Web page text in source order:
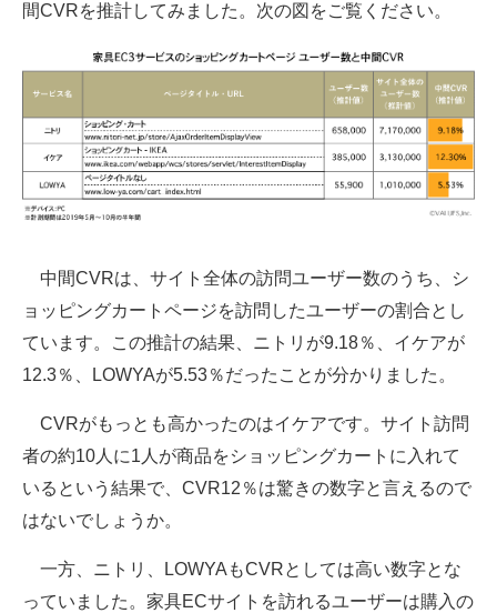
間CVRを推計してみました。次の図をご覧ください。
中間CVRは、サイト全体の訪問ユーザー数のうち、シ
ョッピングカートページを訪問したユーザーの割合とし
ています。この推計の結果、ニトリが9.18％、イケアが
12.3％、LOWYAが5.53％だったことが分かりました。
CVRがもっとも高かったのはイケアです。サイト訪問
者の約10人に1人が商品をショッピングカートに入れて
いるという結果で、CVR12％は驚きの数字と言えるので
はないでしょうか。
一方、ニトリ、LOWYAもCVRとしては高い数字とな
っていました。家具ECサイトを訪れるユーザーは購入の